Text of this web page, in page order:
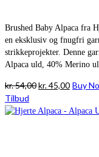
Brushed Baby Alpaca fra
en eksklusiv og fnugfri
strikkeprojekter. Denne
Alpaca uld, 40% Merino
kr.54,00Den
pris
kr.45,00Den
pris
Buy
Tilbud